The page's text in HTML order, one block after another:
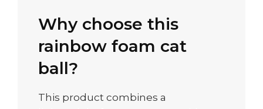
Why choose this
rainbow foam cat
ball?
This product combines a